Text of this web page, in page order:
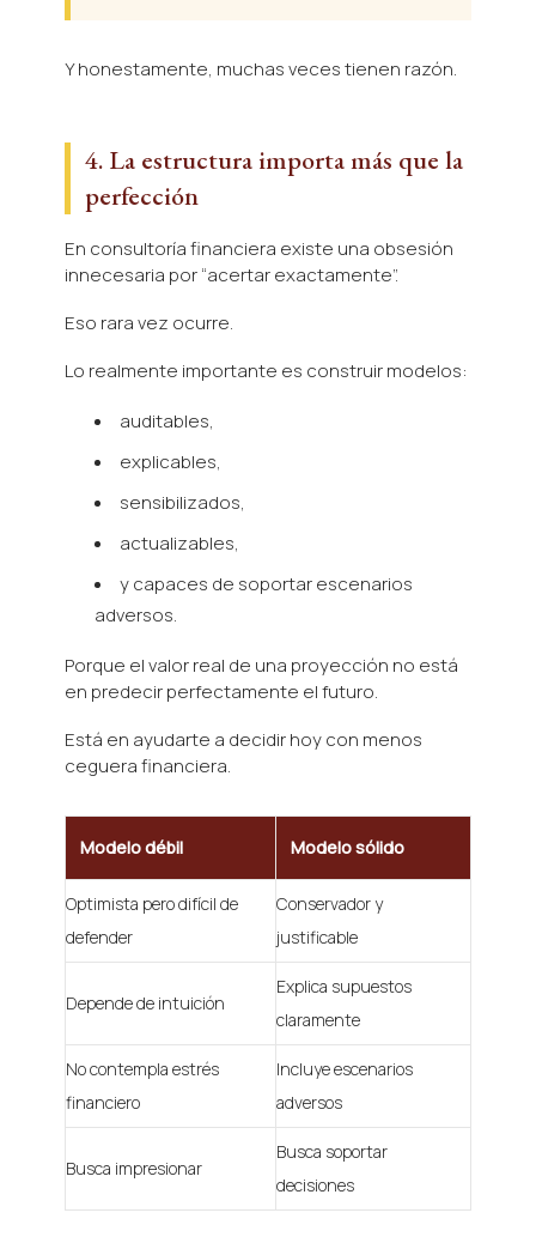
Y honestamente, muchas veces tienen razón.
4. La estructura importa más que la
perfección
En consultoría financiera existe una obsesión
innecesaria por “acertar exactamente”.
Eso rara vez ocurre.
Lo realmente importante es construir modelos:
auditables,
explicables,
sensibilizados,
actualizables,
y capaces de soportar escenarios
adversos.
Porque el valor real de una proyección no está
en predecir perfectamente el futuro.
Está en ayudarte a decidir hoy con menos
ceguera financiera.
Modelo débil Modelo sólido
Optimista pero difícil de
defender
Conservador y
justificable
Depende de intuición
Explica supuestos
claramente
No contempla estrés
financiero
Incluye escenarios
adversos
Busca impresionar
Busca soportar
decisiones